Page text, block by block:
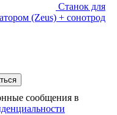
Станок для
(Zeus) + сонотрод
сообщения в